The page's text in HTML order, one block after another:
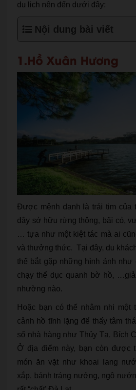
du lịch nên đến dưới đây:
Nội dung bài viết
1.Hồ Xuân Hương
Được mệnh danh là trái tim của
đây sở hữu rừng thông, bãi cỏ,
… tựa như một kiệt tác mà ai
và thưởng thức. Tại đây, du
thể bắt gặp những hình ảnh như
chạy thể dục quanh bờ hồ,
nhường nào.
Hoặc bạn có thế nhâm nhi một
cảnh hồ tĩnh lặng để thấy tâm
số nhà hàng như Thủy Tạ, Bích
Ở địa điểm này, bạn còn được
món ăn vặt như khoai lang
xắp, bánh tráng nướng, ngô